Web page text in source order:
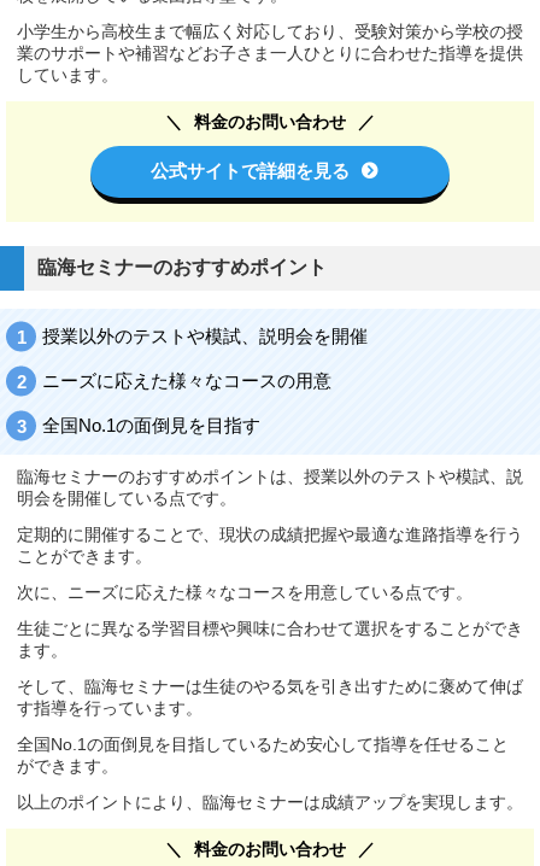
小学生から高校生まで幅広く対応しており、受験対策から学校の授
業のサポートや補習などお子さま一人ひとりに合わせた指導を提供
しています。
料金のお問い合わせ
公式サイトで詳細を見る
臨海セミナーのおすすめポイント
授業以外のテストや模試、説明会を開催
ニーズに応えた様々なコースの用意
全国No.1の面倒見を目指す
臨海セミナーのおすすめポイントは、授業以外のテストや模試、説
明会を開催している点です。
定期的に開催することで、現状の成績把握や最適な進路指導を行う
ことができます。
次に、ニーズに応えた様々なコースを用意している点です。
生徒ごとに異なる学習目標や興味に合わせて選択をすることができ
ます。
そして、臨海セミナーは生徒のやる気を引き出すために褒めて伸ば
す指導を行っています。
全国No.1の面倒見を目指しているため安心して指導を任せること
ができます。
以上のポイントにより、臨海セミナーは成績アップを実現します。
料金のお問い合わせ